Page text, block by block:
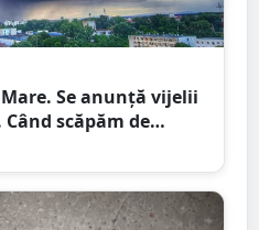
Se anunță vijelii
scăpăm de